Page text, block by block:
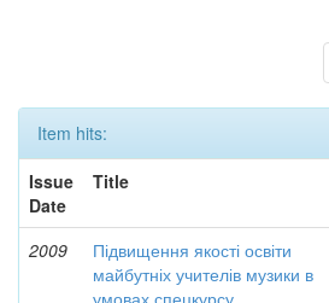
Item hits:
Issue
Date
Title
2009
Підвищення якості освіти
майбутніх учителів музики в
умовах спецкурсу